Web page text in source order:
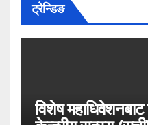
ट्रेन्डिङ
विशेष